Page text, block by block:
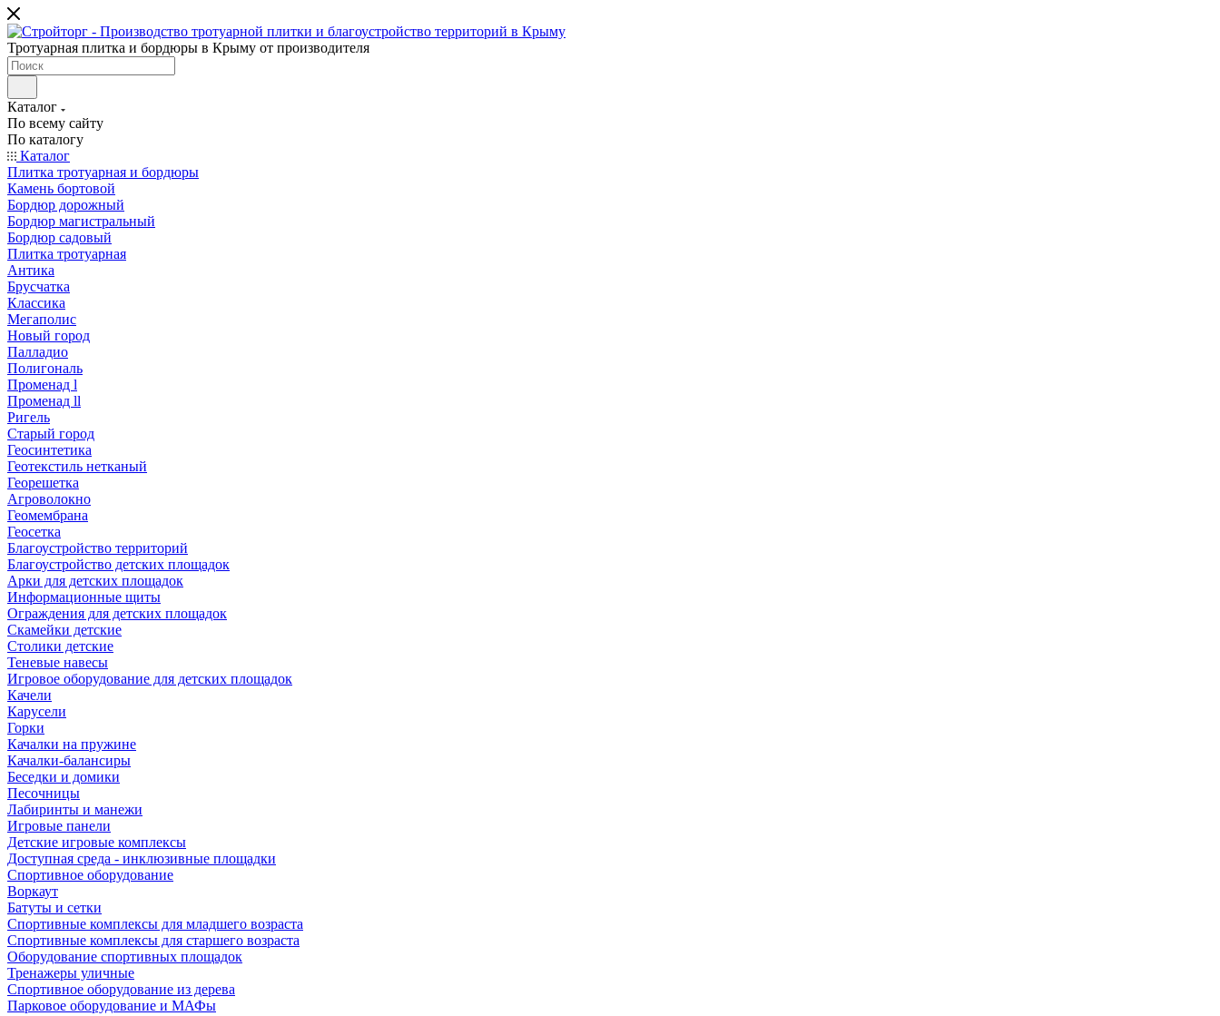
Тротуарная плитка и бордюры в Крыму от производителя
Каталог
По всему сайту
По каталогу
Каталог
Плитка тротуарная и бордюры
Камень бортовой
Бордюр дорожный
Бордюр магистральный
Бордюр садовый
Плитка тротуарная
Антика
Брусчатка
Классика
Мегаполис
Новый город
Палладио
Полигональ
Променад l
Променад ll
Ригель
Старый город
Геосинтетика
Геотекстиль нетканый
Георешетка
Агроволокно
Геомембрана
Геосетка
Благоустройство территорий
Благоустройство детских площадок
Арки для детских площадок
Информационные щиты
Ограждения для детских площадок
Скамейки детские
Столики детские
Теневые навесы
Игровое оборудование для детских площадок
Качели
Карусели
Горки
Качалки на пружине
Качалки-балансиры
Беседки и домики
Песочницы
Лабиринты и манежи
Игровые панели
Детские игровые комплексы
Доступная среда - инклюзивные площадки
Спортивное оборудование
Воркаут
Батуты и сетки
Спортивные комплексы для младшего возраста
Спортивные комплексы для старшего возраста
Оборудование спортивных площадок
Тренажеры уличные
Спортивное оборудование из дерева
Парковое оборудование и МАФы